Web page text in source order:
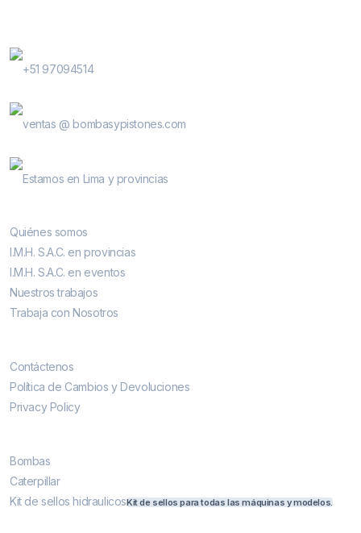
+51 97094514
ventas @ bombasypistones.com
Estamos en Lima y provincias
Quiénes somos
I.M.H. S.A.C. en provincias
I.M.H. S.A.C. en eventos
Nuestros trabajos
Trabaja con Nosotros
Contáctenos
Política de Cambios y Devoluciones
Privacy Policy
Bombas
Caterpillar
Kit de sellos hidraulicosKit de sellos para todas las máquinas y modelos.